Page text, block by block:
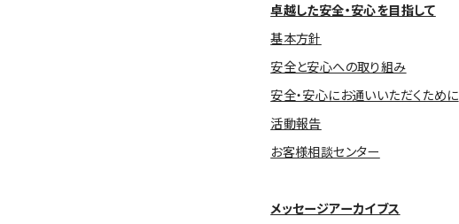
卓越した安全・安心を目指して
基本方針
安全と安心への取り組み
安全・安心にお通いいただくために
活動報告
お客様相談センター
メッセージアーカイブス